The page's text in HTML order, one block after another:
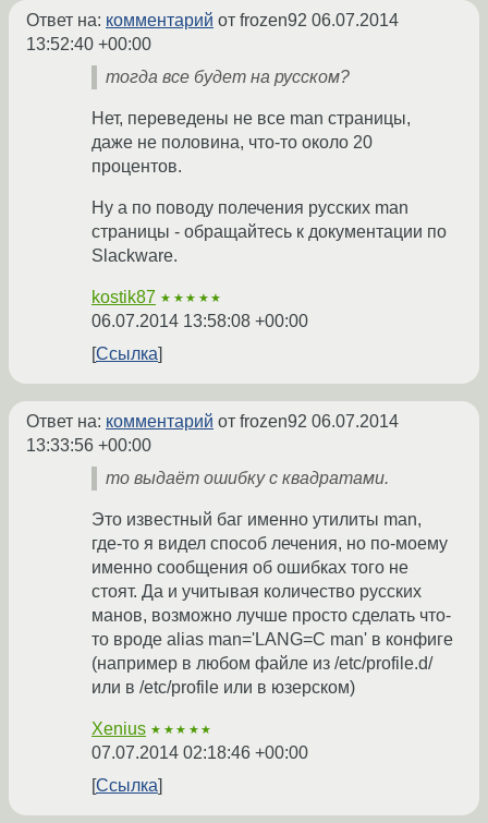
Ответ на: комментарий от frozen92 06.07.2014
13:52:40 +00:00
тогда все будет на русском?
Нет, переведены не все man страницы,
даже не половина, что-то около 20
процентов.
Ну а по поводу полечения русских man
страницы - обращайтесь к документации по
Slackware.
kostik87 ★★★★★
06.07.2014 13:58:08 +00:00
Ссылка
Ответ на: комментарий от frozen92 06.07.2014
13:33:56 +00:00
то выдаёт ошибку с квадратами.
Это известный баг именно утилиты man,
где-то я видел способ лечения, но по-моему
именно сообщения об ошибках того не
стоят. Да и учитывая количество русских
манов, возможно лучше просто сделать что-
то вроде alias man='LANG=C man' в конфиге
(например в любом файле из /etc/profile.d/
или в /etc/profile или в юзерском)
Xenius ★★★★★
07.07.2014 02:18:46 +00:00
Ссылка